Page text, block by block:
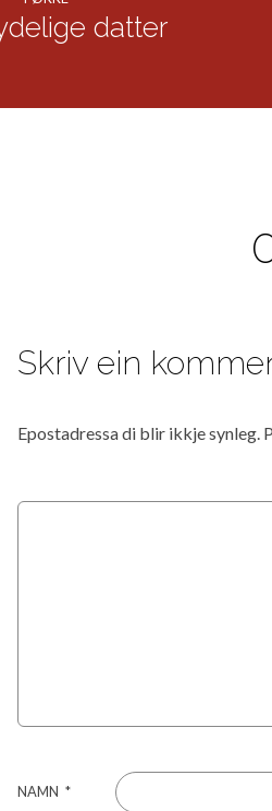
datter
Skriv ein
Epostadressa di blir ikkje synleg.
NAMN *